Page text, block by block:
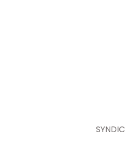
SYNDIC